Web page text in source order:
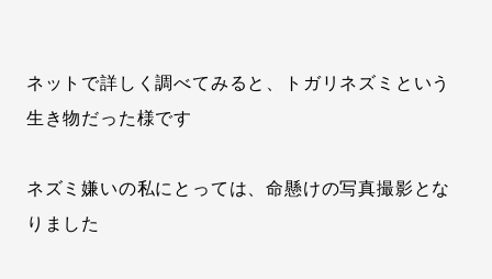
ネットで詳しく調べてみると、トガリネズミという
生き物だった様です
ネズミ嫌いの私にとっては、命懸けの写真撮影とな
りました